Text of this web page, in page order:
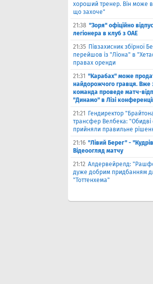
хороший тренер. Він може
що захоче"
21:38 "Зоря" офіційно
легіонера в клуб з ОАЕ
21:35 Півзахисник збірної
перейшов із "Ліона" в
правах оренди
21:31 "Карабах" може
найдорожчого гравця. Вже
команда проведе матч-
"Динамо" в Лізі
21:21
Гендиректор
трансфер Велбека: "Обидві
прийняли правильне
21:16 "Лівий Берег" -
Відеоогляд матчу
21:12 Алдервейрелд:
дуже добрим придбанням
"Тоттенхема"